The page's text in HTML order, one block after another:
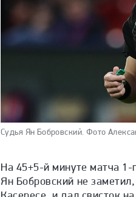
Судья Ян Бобровский. Фото
На 45+5-й минуте матча 1-
Ян Бобровский не